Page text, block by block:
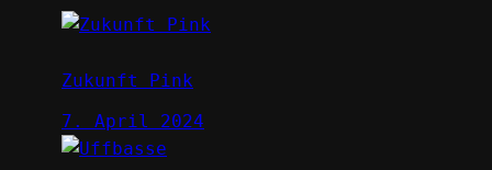
Zukunft Pink
7. April 2024